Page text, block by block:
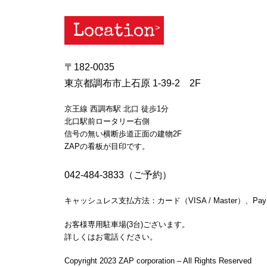
Location
〒182-0035
東京都調布市上石原 1-39-2 2F
京王線 西調布駅 北口 徒歩1分
北口駅前ロータリー右側
信号の無い横断歩道正面の建物2F
ZAPの看板が目印です。
042-484-3833（ご予約）
キャッシュレス支払方法：カード（VISA / Master）、
お客様専用駐車場(3台)ございます。
詳しくはお電話ください。
Copyright 2023 ZAP corporation – All Rights Reserved